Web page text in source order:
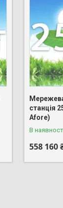
станція
Afore)
В
558 160